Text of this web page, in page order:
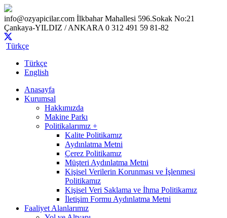
info@ozyapicilar.com İlkbahar Mahallesi 596.Sokak No:21
Çankaya-YILDIZ / ANKARA 0 312 491 59 81-82
Türkçe
Türkçe
English
Anasayfa
Kurumsal
Hakkımızda
Makine Parkı
Politikalarımız +
Kalite Politikamız
Aydınlatma Metni
Çerez Politikamız
Müşteri Aydınlatma Metni
Kişisel Verilerin Korunması ve İşlenmesi
Politikamız
Kişisel Veri Saklama ve İhma Politikamız
İletişim Formu Aydınlatma Metni
Faaliyet Alanlarımız